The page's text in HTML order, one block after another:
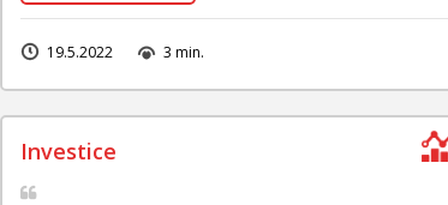
19.5.2022 3 min.